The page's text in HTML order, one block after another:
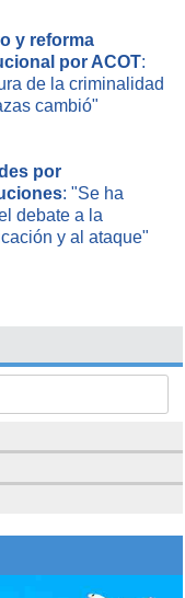
de sus derechos,
del Trabajo
y reforma
por ACOT:
de la criminalidad
cambió"
por
: "Se ha
debate a la
y al ataque"